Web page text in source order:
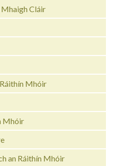
Cláir
Mhóir
Mhóir
an Ráithín Mhóir